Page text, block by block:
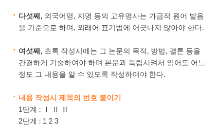
다섯째, 외국어명, 지명 등의 고유명사는 가급적 원어 발음
을 기준으로 하며, 외래어 표기법에 어긋나지 않아야 한다.
여섯째, 초록 작성시에는 그 논문의 목적, 방법, 결론 등을
간결하게 기술하여야 하며 본문과 독립시켜서 읽어도 어느
정도 그 내용을 알 수 있도록 작성하여야 한다.
내용 작성시 제목의 번호 붙이기
1단계 : Ⅰ Ⅱ Ⅲ
2단계 : 1 2 3